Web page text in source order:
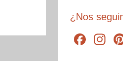
¿Nos
F
In